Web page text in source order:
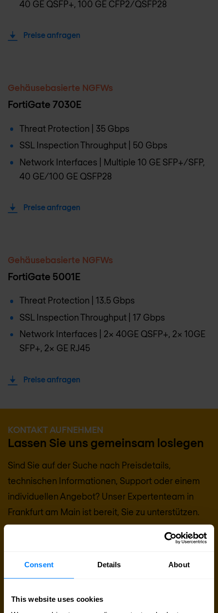
Consent Details About
This website uses cookies
40 GE QSFP+, 100 GE CFP2/QSFP28
Preise anfragen
Gehäusebasierte NGFWs
FortiGate 7030E
Threat Protection | 35 Gbps
SSL Inspection Throughput | 50 Gbps
Network Interfaces | Multiple 10 GE SFP+/SFP,
40 GE/100 GE QSFP28
Preise anfragen
Gehäusebasierte NGFWs
FortiGate 5001E
Threat Protection | 13.5 Gbps
SSL Inspection Throughput | 17 Gbps
Network Interfaces | 2x 40GE QSFP+, 2x 10GE
SFP+, 2x GE RJ45
Preise anfragen
KONTAKT AUFNEHMEN
Lassen Sie uns gemeinsam loslegen
Sind Sie auf der Suche nach Preisdetails,
technischen Informationen, Support oder einem
individuellen Angebot? Unser Expertenteam in
Frankfurt am Main ist bereit, Sie zu unterstützen.